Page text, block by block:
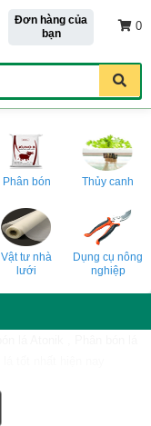
Đơn hàng của
bạn
0
Phân bón Thủy canh
Vật tư nhà
lưới
Dụng cụ nông
nghiệp